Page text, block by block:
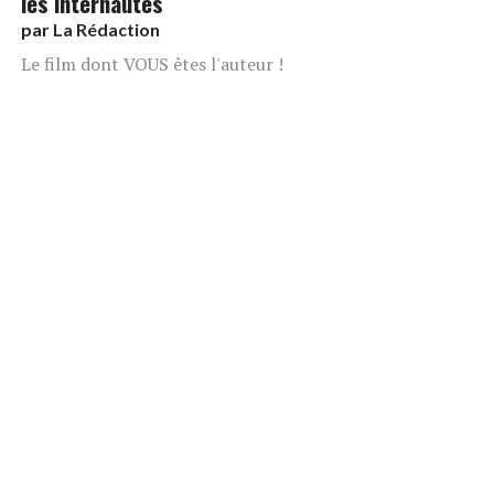
par La Rédaction
Le film dont VOUS êtes l'auteur !